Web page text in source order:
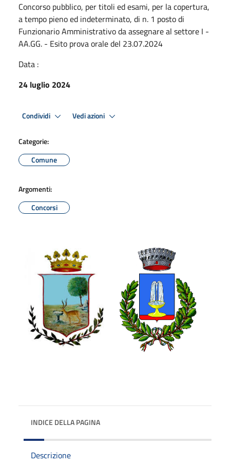
Concorso pubblico, per titoli ed esami, per la copertura,
a tempo pieno ed indeterminato, di n. 1 posto di
Funzionario Amministrativo da assegnare al settore I -
AA.GG. - Esito prova orale del 23.07.2024
Data :
24 luglio 2024
Condividi Vedi azioni
Categorie:
Comune
Argomenti:
Concorsi
INDICE DELLA PAGINA
Descrizione